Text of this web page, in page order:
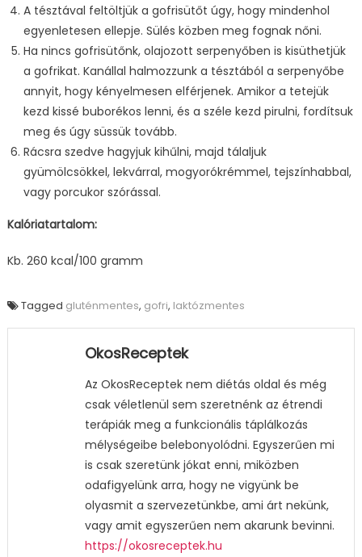
A tésztával feltöltjük a gofrisütőt úgy, hogy mindenhol
egyenletesen ellepje. Sülés közben meg fognak nőni.
Ha nincs gofrisütőnk, olajozott serpenyőben is kisüthetjük
a gofrikat. Kanállal halmozzunk a tésztából a serpenyőbe
annyit, hogy kényelmesen elférjenek. Amikor a tetejük
kezd kissé buborékos lenni, és a széle kezd pirulni, fordítsuk
meg és úgy süssük tovább.
Rácsra szedve hagyjuk kihűlni, majd tálaljuk
gyümölcsökkel, lekvárral, mogyorókrémmel, tejszínhabbal,
vagy porcukor szórással.
Kalóriatartalom:
Kb. 260 kcal/100 gramm
Tagged gluténmentes, gofri, laktózmentes
OkosReceptek
Az OkosReceptek nem diétás oldal és még
csak véletlenül sem szeretnénk az étrendi
terápiák meg a funkcionális táplálkozás
mélységeibe belebonyolódni. Egyszerűen mi
is csak szeretünk jókat enni, miközben
odafigyelünk arra, hogy ne vigyünk be
olyasmit a szervezetünkbe, ami árt nekünk,
vagy amit egyszerűen nem akarunk bevinni.
https://okosreceptek.hu